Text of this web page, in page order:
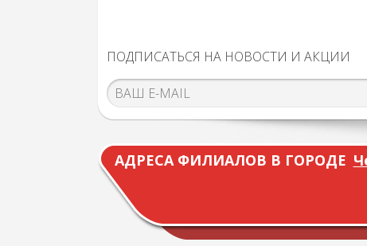
ПОДПИСАТЬСЯ НА НОВОСТИ И АКЦИИ
АДРЕСА ФИЛИАЛОВ В ГОРОДЕ